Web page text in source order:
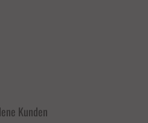
Kunden